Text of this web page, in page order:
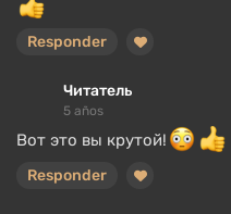
Responder
Читатель
5 años
Вот это вы крутой!
Responder